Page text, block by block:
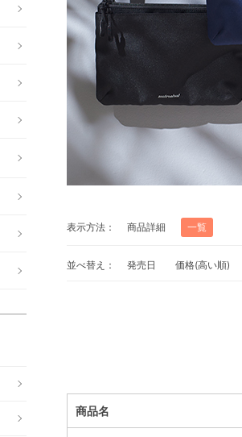
表示方法： 商品詳細 一覧
並べ替え： 発売日 価格(高い順)
商品名